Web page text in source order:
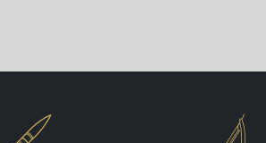
 